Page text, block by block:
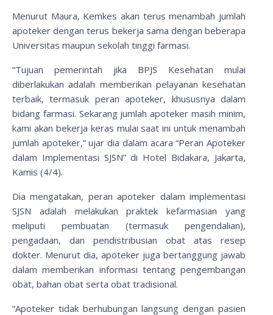
Menurut Maura, Kemkes akan terus menambah jumlah
apoteker dengan terus bekerja sama dengan beberapa
Universitas maupun sekolah tinggi farmasi.
“Tujuan pemerintah jika BPJS Kesehatan mulai
diberlakukan adalah memberikan pelayanan kesehatan
terbaik, termasuk peran apoteker, khususnya dalam
bidang farmasi. Sekarang jumlah apoteker masih minim,
kami akan bekerja keras mulai saat ini untuk menambah
jumlah apoteker,” ujar dia dalam acara “Peran Apoteker
dalam Implementasi SJSN” di Hotel Bidakara, Jakarta,
Kamis (4/4).
Dia mengatakan, peran apoteker dalam implementasi
SJSN adalah melakukan praktek kefarmasian yang
meliputi pembuatan (termasuk pengendalian),
pengadaan, dan pendistribusian obat atas resep
dokter. Menurut dia, apoteker juga bertanggung jawab
dalam memberikan informasi tentang pengembangan
obat, bahan obat serta obat tradisional.
“Apoteker tidak berhubungan langsung dengan pasien